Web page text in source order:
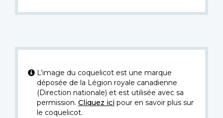
L’image du coquelicot est une marque
déposée de la Légion royale canadienne
(Direction nationale) et est utilisée avec sa
permission. Cliquez icipour en savoir plus sur
le coquelicot.